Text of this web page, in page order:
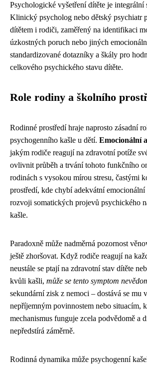
Psychologické vyšetření dítěte je integrální
Klinický psycholog nebo dětský psychiatr
dítětem i rodiči, zaměřený na identifikaci
úzkostných poruch nebo jiných
standardizované dotazníky a škály pro
celkového psychického stavu dítěte.
Role rodiny a školního
Rodinné prostředí hraje naprosto zásadní
psychogenního kašle u dětí. Emocionální
jakým rodiče reagují na zdravotní potíže
ovlivnit průběh a trvání tohoto funkčního
rodinách s vysokou mírou stresu, častými
prostředí, kde chybí adekvátní
rozvoji somatických projevů psychického
kašle.
Paradoxně může nadměrná pozornost
ještě zhoršovat. Když rodiče reagují na
neustále se ptají na zdravotní stav dítěte
kvůli kašli, může se tento symptom
sekundární zisk z nemoci – dostává se mu
nepříjemným povinnostem nebo situacím,
mechanismus funguje zcela podvědomě a
nepředstírá záměrně.
Rodinná dynamika může psychogenní